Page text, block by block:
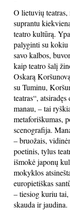
O lietuvių teatras,
suprantu
teatro kultūrą.
palyginti su kokiu
savo kalbos,
kaip teatro šalį
Oskarą
su Tuminu,
teatras“,
manau, – tai
metaforiškumas,
scenografija.
– bruožais,
poetinis, tylus
išmokė japonų
mokyklos
europietiškas
– tiesiog kuriu
skauda ir jaudina.